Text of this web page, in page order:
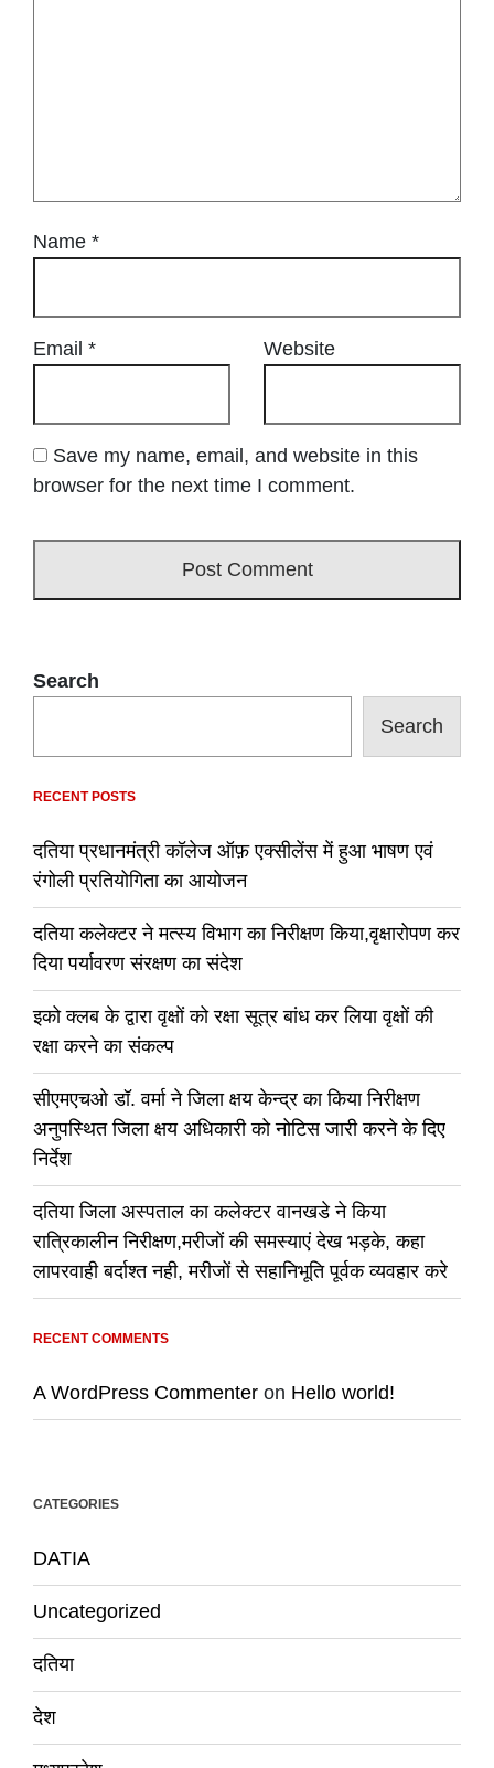
Name *
Email * Website
Save my name, email, and website in this
browser for the next time I comment.
Search
Search
RECENT POSTS
दतिया प्रधानमंत्री कॉलेज ऑफ़ एक्सीलेंस में हुआ भाषण एवं
रंगोली प्रतियोगिता का आयोजन
दतिया कलेक्टर ने मत्स्य विभाग का निरीक्षण किया,वृक्षारोपण कर
दिया पर्यावरण संरक्षण का संदेश
इको क्लब के द्वारा वृक्षों को रक्षा सूत्र बांध कर लिया वृक्षों की
रक्षा करने का संकल्प
सीएमएचओ डॉ. वर्मा ने जिला क्षय केन्द्र का किया निरीक्षण
अनुपस्थित जिला क्षय अधिकारी को नोटिस जारी करने के दिए
निर्देश
दतिया जिला अस्पताल का कलेक्टर वानखडे ने किया
रात्रिकालीन निरीक्षण,मरीजों की समस्याएं देख भड़के, कहा
लापरवाही बर्दाश्त नही, मरीजों से सहानिभूति पूर्वक व्यवहार करे
RECENT COMMENTS
A WordPress Commenter on Hello world!
CATEGORIES
DATIA
Uncategorized
दतिया
देश